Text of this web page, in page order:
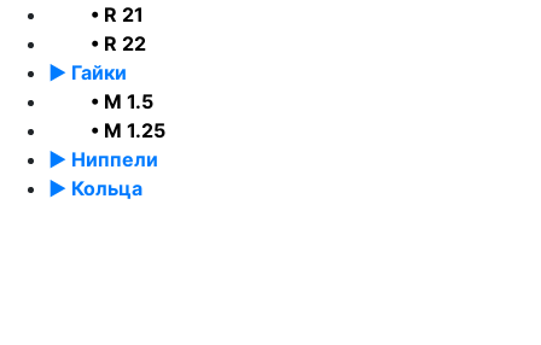
• R 21
• R 22
► Гайки
• М 1.5
• М 1.25
► Ниппели
► Кольца